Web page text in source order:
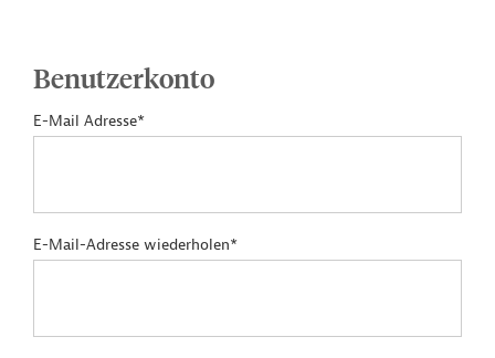
Benutzerkonto
E-Mail Adresse*
E-Mail-Adresse wiederholen*